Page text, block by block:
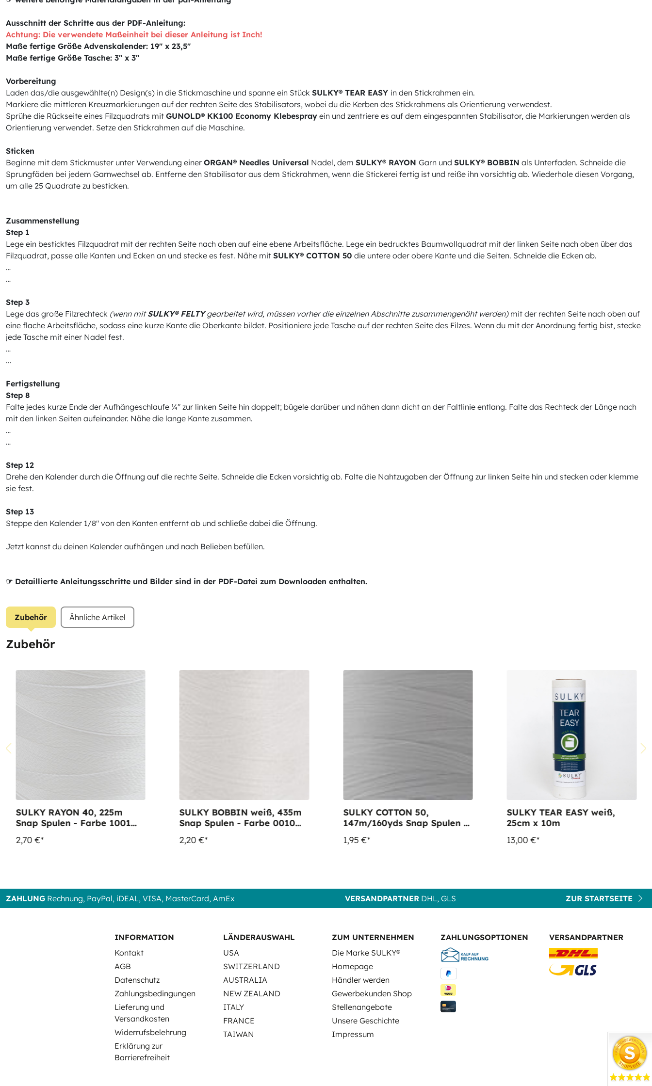
Ausschnitt der Schritte aus der PDF-Anleitung:
Achtung: Die verwendete Maßeinheit bei dieser Anleitung ist Inch!
Maße fertige Größe Advenskalender: 19" x 23,5"
Maße fertige Größe Tasche: 3" x 3"
Vorbereitung
Laden das/die ausgewählte(n) Design(s) in die Stickmaschine und spanne ein Stück SULKY® TEAR EASY in den Stickrahmen ein.
Markiere die mittleren Kreuzmarkierungen auf der rechten Seite des Stabilisators, wobei du die Kerben des Stickrahmens als Orientierung verwendest.
Sprühe die Rückseite eines Filzquadrats mit GUNOLD® KK100 Economy Klebespray ein und zentriere es auf dem eingespannten Stabilisator, die Markierungen werden als
Orientierung verwendet. Setze den Stickrahmen auf die Maschine.
Sticken
Beginne mit dem Stickmuster unter Verwendung einer ORGAN® Needles Universal Nadel, dem SULKY® RAYON Garn und SULKY® BOBBIN als Unterfaden. Schneide die
Sprungfäden bei jedem Garnwechsel ab. Entferne den Stabilisator aus dem Stickrahmen, wenn die Stickerei fertig ist und reiße ihn vorsichtig ab. Wiederhole diesen Vorgang,
um alle 25 Quadrate zu besticken.
Zusammenstellung
Step 1
Lege ein besticktes Filzquadrat mit der rechten Seite nach oben auf eine ebene Arbeitsfläche. Lege ein bedrucktes Baumwollquadrat mit der linken Seite nach oben über das
Filzquadrat, passe alle Kanten und Ecken an und stecke es fest. Nähe mit SULKY® COTTON 50 die untere oder obere Kante und die Seiten. Schneide die Ecken ab.
…
…
Step 3
Lege das große Filzrechteck (wenn mitSULKY® FELTYgearbeitet wird, müssen vorher die einzelnen Abschnitte zusammengenäht werden) mit der rechten Seite nach oben auf
eine flache Arbeitsfläche, sodass eine kurze Kante die Oberkante bildet. Positioniere jede Tasche auf der rechten Seite des Filzes. Wenn du mit der Anordnung fertig bist, stecke
jede Tasche mit einer Nadel fest.
…
...
Fertigstellung
Step 8
Falte jedes kurze Ende der Aufhängeschlaufe ¼" zur linken Seite hin doppelt; bügele darüber und nähen dann dicht an der Faltlinie entlang. Falte das Rechteck der Länge nach
mit den linken Seiten aufeinander. Nähe die lange Kante zusammen.
…
…
Step 12
Drehe den Kalender durch die Öffnung auf die rechte Seite. Schneide die Ecken vorsichtig ab. Falte die Nahtzugaben der Öffnung zur linken Seite hin und stecken oder klemme
sie fest.
Step 13
Steppe den Kalender 1/8" von den Kanten entfernt ab und schließe dabei die Öffnung.
Jetzt kannst du deinen Kalender aufhängen und nach Belieben befüllen.
☞ Detaillierte Anleitungsschritte und Bilder sind in der PDF-Datei zum Downloaden enthalten.
Zubehör Ähnliche Artikel
Zubehör
SULKY RAYON 40, 225m
Snap Spulen - Farbe 1001
2,70 €*
SULKY BOBBIN weiß, 435m
Snap Spulen - Farbe 0010
2,20 €*
SULKY COTTON 50,
147m/160yds Snap Spulen -
1,95 €*
SULKY TEAR EASY weiß,
25cm x 10m
13,00 €*
ZAHLUNG Rechnung, PayPal, iDEAL, VISA, MasterCard, AmEx VERSANDPARTNER DHL, GLS ZUR STARTSEITE
INFORMATION
Kontakt
AGB
Datenschutz
Zahlungsbedingungen
Lieferung und
Versandkosten
Widerrufsbelehrung
Erklärung zur
Barrierefreiheit
LÄNDERAUSWAHL
USA
SWITZERLAND
AUSTRALIA
NEW ZEALAND
ITALY
FRANCE
TAIWAN
ZUM UNTERNEHMEN
Die Marke SULKY®
Homepage
Händler werden
Gewerbekunden Shop
Stellenangebote
Unsere Geschichte
Impressum
ZAHLUNGSOPTIONEN VERSANDPARTNER